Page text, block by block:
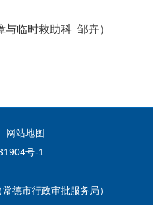
与临时救助科 邹卉）
网站地图
号-1
德市行政审批服务局）